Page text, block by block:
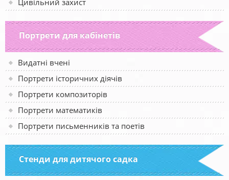
Портрети для кабінетів
Видатні вчені
Портрети історичних діячів
Портрети композиторів
Портрети математиків
Портрети письменників та поетів
Стенди для дитячого садка